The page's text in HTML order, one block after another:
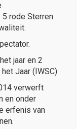
5 rode Sterren
jaar en 2
Jaar (IWSC)
verwerft
en onder
erfenis van